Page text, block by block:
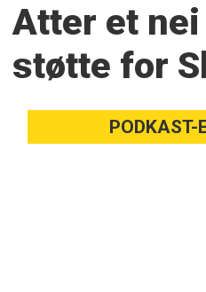
Atter et
støtte for
PODKAST-